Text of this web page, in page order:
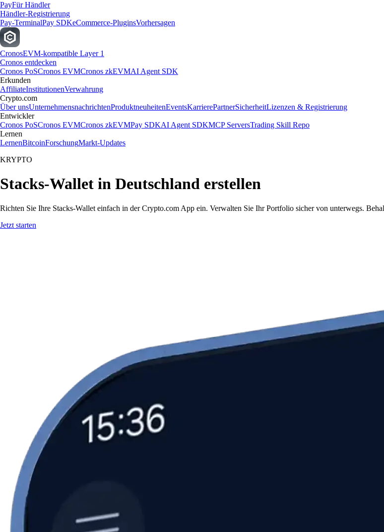
PayFür Händler
Händler-Registrierung
Pay-TerminalPay SDKeCommerce-PluginsVorhersagen
CronosEVM-kompatible Layer 1
Cronos entdecken
Cronos PoSCronos EVMCronos zkEVMAI Agent SDK
Erkunden
AffiliateInstitutionenVerwahrung
Crypto.com
Über unsUnternehmensnachrichtenProduktneuheitenEventsKarrierePartnerSicherheitLizenzen & Registrierung
Entwickler
Cronos PoSCronos EVMCronos zkEVMPay SDKAI Agent SDKMCP ServersTrading Skill Repo
Lernen
LernenBitcoinForschungMarkt-Updates
KRYPTO
Stacks-Wallet in Deutschland erstellen
Richten Sie Ihre Stacks-Wallet einfach in der Crypto.com App ein. Verwalten Sie Ihr Portfolio sicher von unterwegs.
Jetzt starten